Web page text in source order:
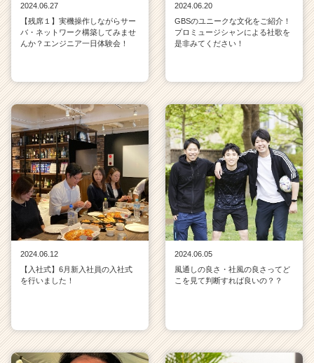
2024.06.27
【残席１】実機操作しながらサー
バ・ネットワーク構築してみませ
んか？エンジニア一日体験会！
2024.06.20
GBSのユニークな文化をご紹介！
プロミュージシャンによる社歌を
是非みてください！
2024.06.12
【入社式】6月新入社員の入社式
を行いました！
2024.06.05
風通しの良さ・社風の良さってど
こを見て判断すれば良いの？？